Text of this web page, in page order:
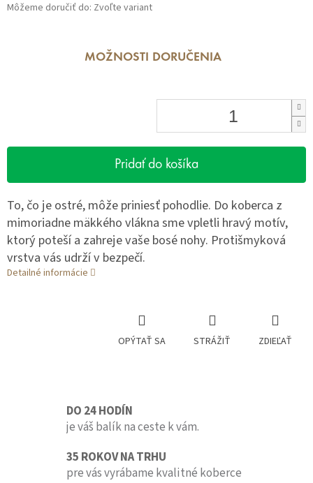
Môžeme doručiť do: Zvoľte variant
MOŽNOSTI DORUČENIA
Pridať do košíka
To, čo je ostré, môže priniesť pohodlie. Do koberca z
mimoriadne mäkkého vlákna sme vpletli hravý motív,
ktorý poteší a zahreje vaše bosé nohy. Protišmyková
vrstva vás udrží v bezpečí.
Detailné informácie
OPÝTAŤ SA STRÁŽIŤ ZDIEĽAŤ
DO 24 HODÍN
je váš balík na ceste k vám.
35 ROKOV NA TRHU
pre vás vyrábame kvalitné koberce